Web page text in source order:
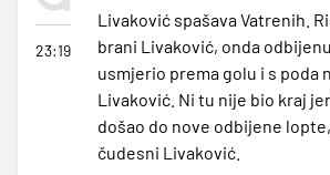
23:19
Livaković spašava Vatrenih.
brani Livaković, onda
usmjerio prema golu i s poda
Livaković. Ni tu nije bio kraj
došao do nove odbijene
čudesni Livaković.